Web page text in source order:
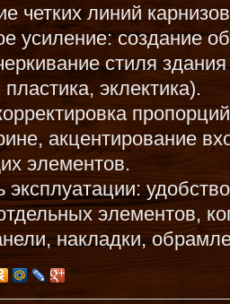
четких линий
усиление: создание
стиля здания
эклектика).
акцентирование
элементов.
эксплуатации:
элементов,
накладки,